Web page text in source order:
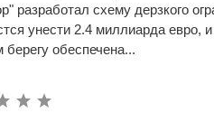
разработал схему дерзкого
унести 2.4 миллиарда евро,
обеспечена...